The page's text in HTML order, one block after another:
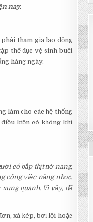
nay.
tham gia lao động
thể dục vệ sinh buổi
hàng ngày.
làm cho các hệ thống
điều kiện có không khí
có bắp thịt nở nang,
công việc nặng nhọc.
quanh. Vì vậy, để
xà kép, bơi lội hoặc